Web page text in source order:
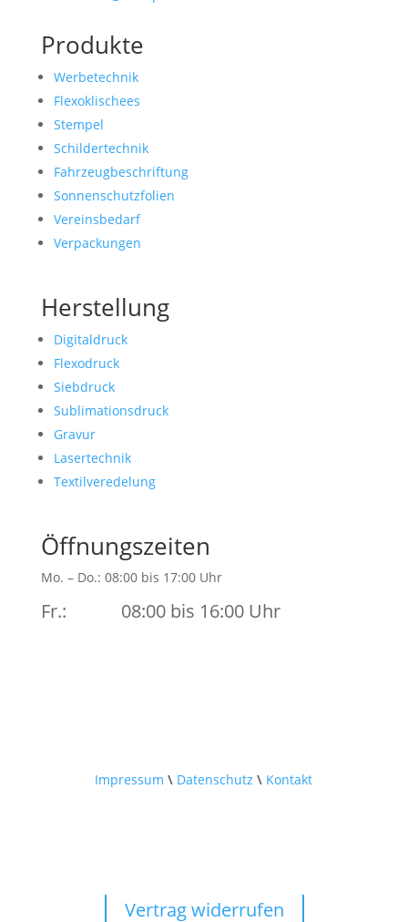
Produkte
Werbetechnik
Flexoklischees
Stempel
Schildertechnik
Fahrzeugbeschriftung
Sonnenschutzfolien
Vereinsbedarf
Verpackungen
Herstellung
Digitaldruck
Flexodruck
Siebdruck
Sublimationsdruck
Gravur
Lasertechnik
Textilveredelung
Öffnungszeiten
Mo. – Do.: 08:00 bis 17:00 Uhr
Fr.: 08:00 bis 16:00 Uhr
Impressum \ Datenschutz \ Kontakt
Vertrag widerrufen